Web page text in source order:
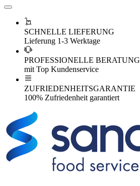
SCHNELLE LIEFERUNG
Lieferung 1-3 Werktage
PROFESSIONELLE BERATUNG
mit Top Kundenservice
ZUFRIEDENHEITSGARANTIE
100% Zufriedenheit garantiert